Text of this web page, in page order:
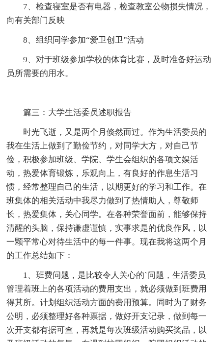
7、检查寝室是否有电器，检查教室公物损失情况，
向有关部门反映
8、组织同学参加“爱卫创卫”活动
9、对于班级参加学校的体育比赛，及时准备好运动
员所需要的用水。
篇三：大学生活委员述职报告
时光飞逝，又是两个月倏然而过。作为生活委员的
我在生活上做到了勤俭节约，对同学大方，对自己节
俭，积极参加班级、学院、学生会组织的各项文娱活
动，热爱体育锻炼，乐观向上，有良好的作息生活习
惯，经常整理自己的生活，以期更好的学习和工作。在
班集体的相关活动中我尽力做到了热情助人，尊敬师
长，热爱集体，关心同学。在各种荣誉面前，能够保持
清醒的头脑，保持谦虚谨慎，实事求是的优良作风，以
一颗平常心对待生活中的每一件事。现在我将这两个月
的工作总结如下：
1、班费问题，是比较令人关心的`问题，生活委员
管理着班上的各项活动的费用支出，就必须做到班费用
得其所。计划组织活动方面的费用预算。同时为了财务
公明，必须整理好各种票据，做好开支记录，做到每一
次开支都有据可查，再就是每次班级活动购买奖品，以